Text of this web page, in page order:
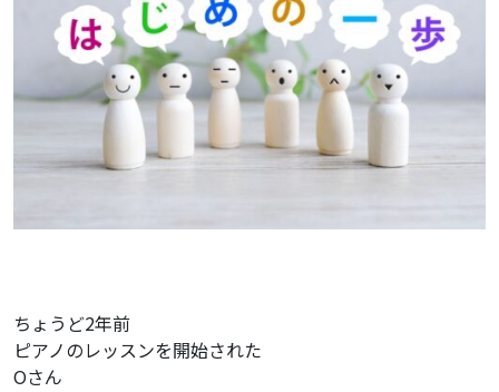
ちょうど2年前
ピアノのレッスンを開始された
Oさん